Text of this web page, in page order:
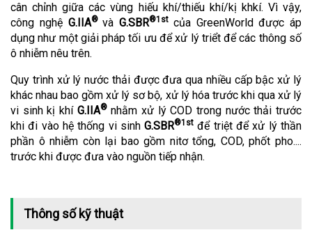
cân chỉnh giữa các vùng hiếu khí/thiếu khí/kị khkí. Vì vậy,
công nghệ G.IIA®và G.SBR®1st của GreenWorld được áp
dụng như một giải pháp tối ưu để xử lý triểt để các thông số
ô nhiễm nêu trên.
Quy trình xử lý nước thải được đưa qua nhiều cấp bậc xử lý
khác nhau bao gồm xử lý sơ bộ, xử lý hóa trước khi qua xử lý
vi sinh kị khí G.IIA®nhằm xử lý COD trong nước thải trước
khi đi vào hệ thống vi sinhG.SBR®1st để triệt để xử lý thần
phần ô nhiễm còn lại bao gồm nitơ tổng, COD, phốt pho....
trước khi được đưa vào nguồn tiếp nhận.
Thông số kỹ thuật